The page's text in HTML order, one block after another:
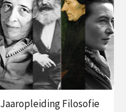
Jaaropleiding Filosofie